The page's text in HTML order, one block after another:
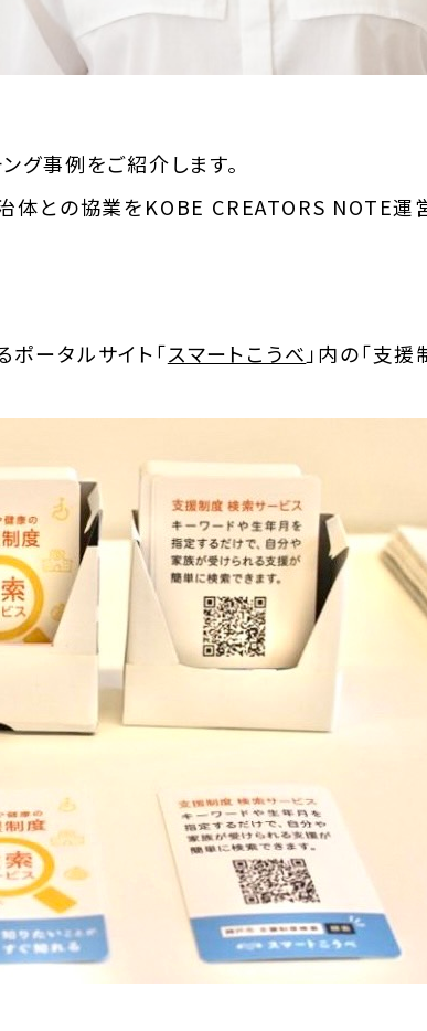
グ事例をご紹介します。
体との協業をKOBE CREATORS NOTE運
ータルサイト「スマートこうべ 」内の「支